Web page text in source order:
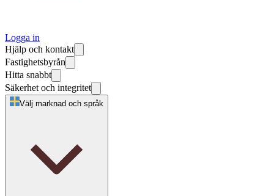
Logga in
Hjälp och kontakt
Fastighetsbyrån
Hitta snabbt
Säkerhet och integritet
Välj marknad och språk